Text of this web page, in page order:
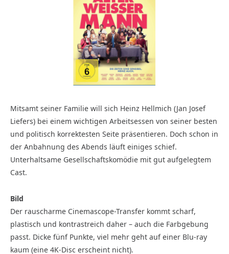
Mitsamt seiner Familie will sich Heinz Hellmich (Jan Josef
Liefers) bei einem wichtigen Arbeitsessen von seiner besten
und politisch korrektesten Seite präsentieren. Doch schon in
der Anbahnung des Abends läuft einiges schief.
Unterhaltsame Gesellschaftskomödie mit gut aufgelegtem
Cast.
Bild
Der rauscharme Cinemascope-Transfer kommt scharf,
plastisch und kontrastreich daher – auch die Farbgebung
passt. Dicke fünf Punkte, viel mehr geht auf einer Blu-ray
kaum (eine 4K-Disc erscheint nicht).